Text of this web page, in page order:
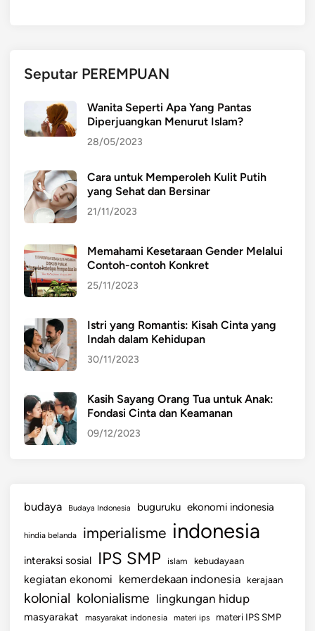
c
p
t
a
n
S
a
b
i
l
t
a
s
i
n
a
n
d
n
K
e
s
Seputar PEREMPUAN
Wanita Seperti Apa Yang Pantas
Diperjuangkan Menurut Islam?
28/05/2023
Cara untuk Memperoleh Kulit Putih
yang Sehat dan Bersinar
21/11/2023
Memahami Kesetaraan Gender Melalui
Contoh-contoh Konkret
25/11/2023
Istri yang Romantis: Kisah Cinta yang
Indah dalam Kehidupan
30/11/2023
Kasih Sayang Orang Tua untuk Anak:
Fondasi Cinta dan Keamanan
09/12/2023
budaya Budaya Indonesia buguruku ekonomi indonesia
hindia belanda imperialisme indonesia
interaksi sosial IPS SMP islam kebudayaan
kegiatan ekonomi kemerdekaan indonesia kerajaan
kolonial kolonialisme lingkungan hidup
masyarakat masyarakat indonesia materi ips materi IPS SMP